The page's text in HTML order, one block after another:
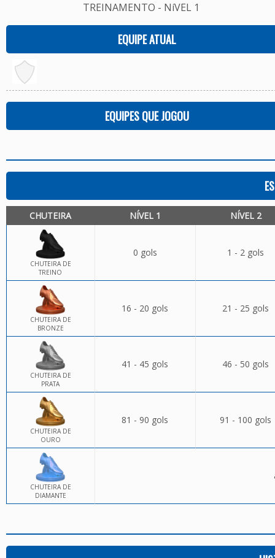
TREINAMENTO - NíVEL 1
EQUIPE ATUAL
EQUIPES QUE JOGOU
CHUTEIRA NÍVEL 1 NÍVEL 2
CHUTEIRA DE
TREINO
0 gols 1 - 2 gols
CHUTEIRA DE
BRONZE
16 - 20 gols 21 - 25 gols
CHUTEIRA DE
PRATA
41 - 45 gols 46 - 50 gols
CHUTEIRA DE
OURO
81 - 90 gols 91 - 100 gols
CHUTEIRA DE
DIAMANTE